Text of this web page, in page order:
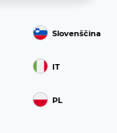
Slovenščina
IT
PL